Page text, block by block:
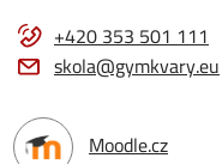
+420 353 501 111
skola@gymkvary.eu
Moodle.cz